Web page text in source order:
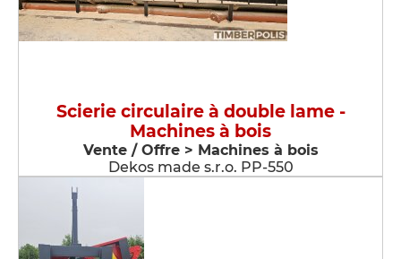
Scierie circulaire à double lame -
Machines à bois
Vente / Offre > Machines à bois
Dekos made s.r.o. PP-550